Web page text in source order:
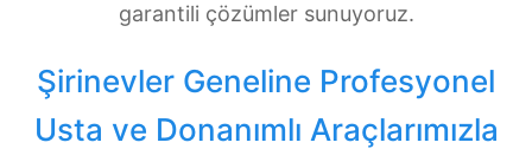
garantili çözümler sunuyoruz.
Şirinevler Geneline Profesyonel
Usta ve Donanımlı Araçlarımızla